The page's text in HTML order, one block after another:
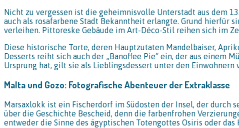
Nicht zu vergessen ist die geheimnisvolle Unterstadt aus dem
auch als rosafarbene Stadt Bekanntheit erlangte. Grund hierfür
verleihen. Pittoreske Gebäude im Art-Déco-Stil reihen sich im
Diese historische Torte, deren Hauptzutaten Mandelbaiser,
Desserts reiht sich auch der „Banoffee Pie“ ein, der aus einem
Ursprung hat, gilt sie als Lieblingsdessert unter den Einwohnern
Malta und Gozo: Fotografische Abenteuer der Extraklasse
Marsaxlokk ist ein Fischerdorf im Südosten der Insel, der durch
über die Geschichte Bescheid, denn die farbenfrohen
entweder die Sinne des ägyptischen Totengottes Osiris oder das